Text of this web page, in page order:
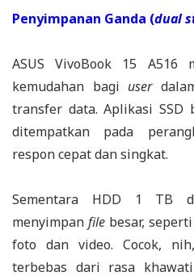
Penyimpanan Ganda (dual
ASUS VivoBook 15 A516
kemudahan bagi user
transfer data. Aplikasi SSD
ditempatkan pada
respon cepat dan singkat.
Sementara HDD 1 TB
menyimpan filebesar,
foto dan video. Cocok,
terbebas dari rasa